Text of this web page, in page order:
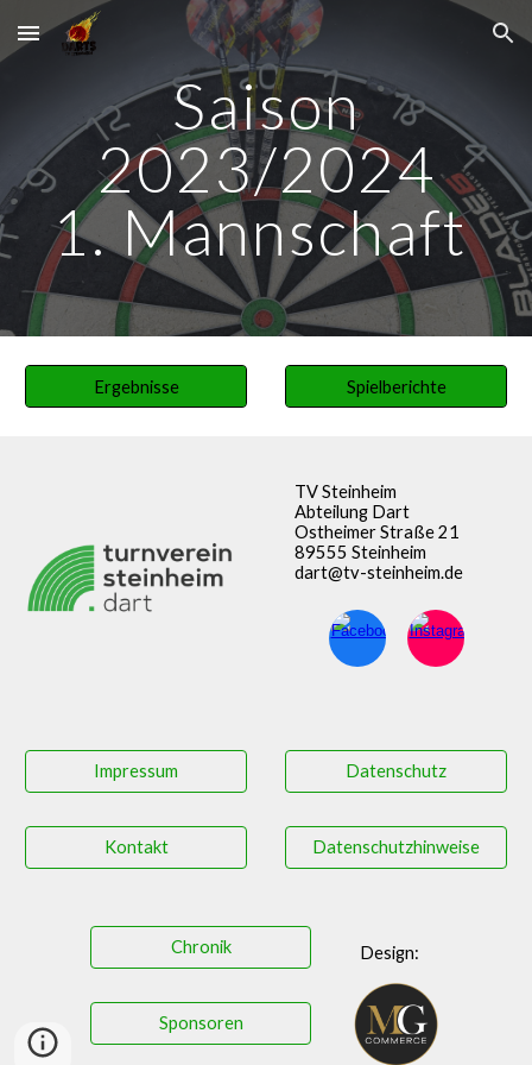
Skip to main content Skip to navigation
Saison
2023/2024
1. Mannschaft
Ergebnisse Spielberichte
TV Steinheim
Abteilung Dart
Ostheimer Straße 21
89555 Steinheim
dart@tv-steinheim.de
Impressum
Kontakt
Datenschutz
Datenschutzhinweise
Chronik
Sponsoren
Design: